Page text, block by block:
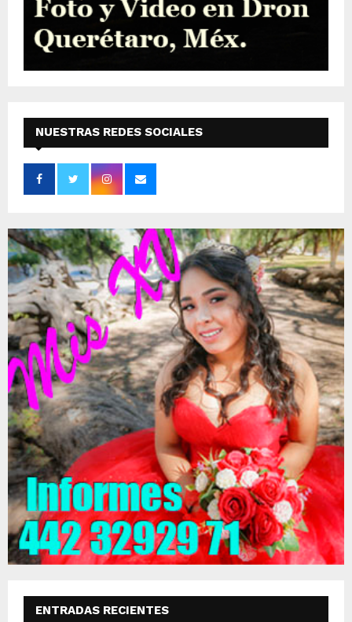
NUESTRAS REDES SOCIALES
ENTRADAS RECIENTES